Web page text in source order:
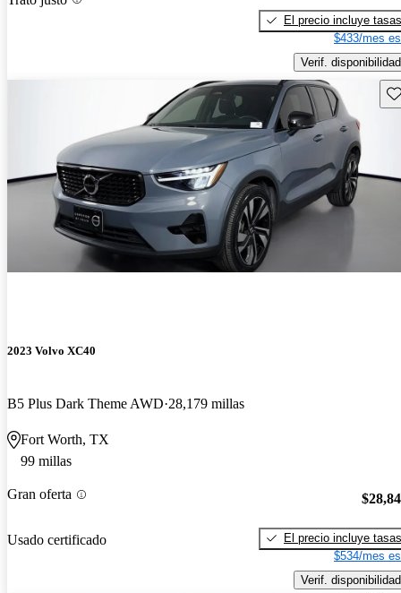
El precio incluye tasas
$433/mes
Verif. disponibilidad
2023 Volvo XC40
B5 Plus Dark Theme AWD 28,179 millas
Fort Worth, TX
99 millas
Gran oferta
Usado certificado
El precio incluye tasas
$534/mes
Verif. disponibilidad